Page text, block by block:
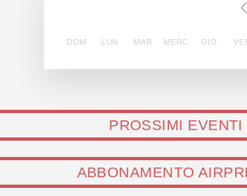
DOM LUN MAR MERC GIO
PROSSIMI EVENTI
ABBONAMENTO